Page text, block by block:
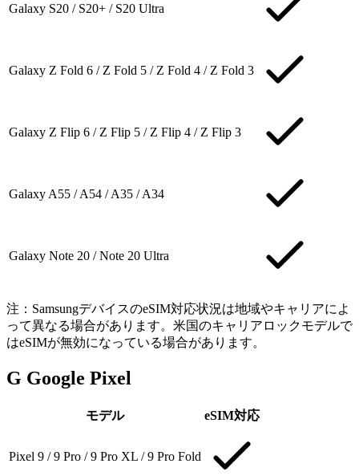
Galaxy S20 / S20+ / S20 Ultra
Galaxy Z Fold 6 / Z Fold 5 / Z Fold 4 / Z Fold 3
Galaxy Z Flip 6 / Z Flip 5 / Z Flip 4 / Z Flip 3
Galaxy A55 / A54 / A35 / A34
Galaxy Note 20 / Note 20 Ultra
注：SamsungデバイスのeSIM対応状況は地域やキャリアによ
って異なる場合があります。米国のキャリアロックモデルで
はeSIMが無効になっている場合があります。
G Google Pixel
モデル eSIM対応
Pixel 9 / 9 Pro / 9 Pro XL / 9 Pro Fold